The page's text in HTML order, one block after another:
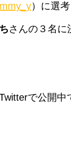
）に選
さんの３名に
で公開中